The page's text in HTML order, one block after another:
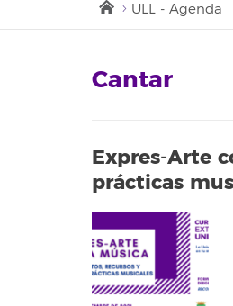
ULL - Agenda
Cantar
Expres-Arte
prácticas